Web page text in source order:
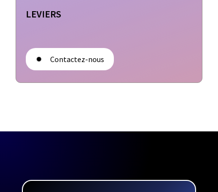
LEVIERS
Contactez-nous